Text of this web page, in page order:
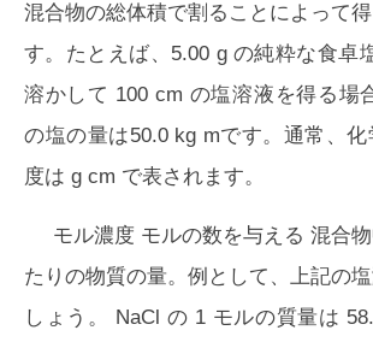
混合物の総体積で割ることによって
す。たとえば、5.00 g の純粋な食卓
溶かして 100 cm の塩溶液を得る場
の塩の量は50.0 kg mです。通常、
度は g cm で表されます。
モル濃度 モルの数を与える 混合
たりの物質の量。例として、上記の
しょう。 NaCl の 1 モルの質量は